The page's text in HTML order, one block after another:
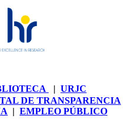
| URJC
DE TRANSPARENCIA
| EMPLEO PÚBLICO